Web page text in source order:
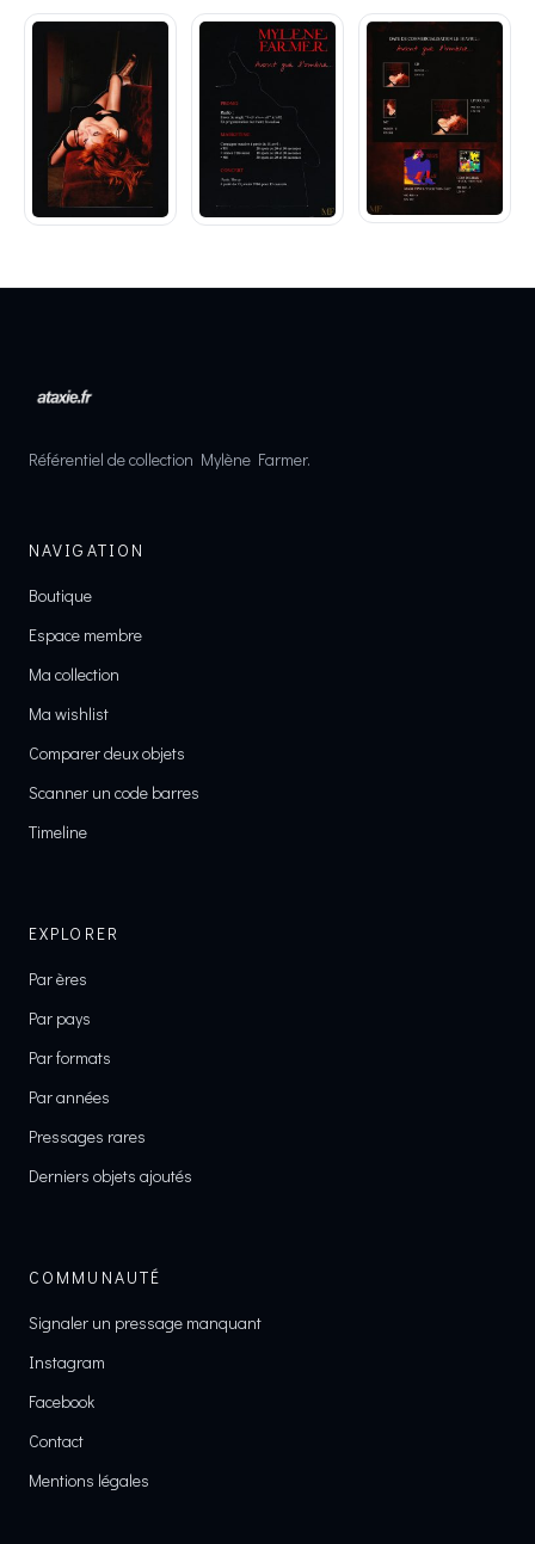
Référentiel de collection Mylène Farmer.
NAVIGATION
Boutique
Espace membre
Ma collection
Ma wishlist
Comparer deux objets
Scanner un code barres
Timeline
EXPLORER
Par ères
Par pays
Par formats
Par années
Pressages rares
Derniers objets ajoutés
COMMUNAUTÉ
Signaler un pressage manquant
Instagram
Facebook
Contact
Mentions légales